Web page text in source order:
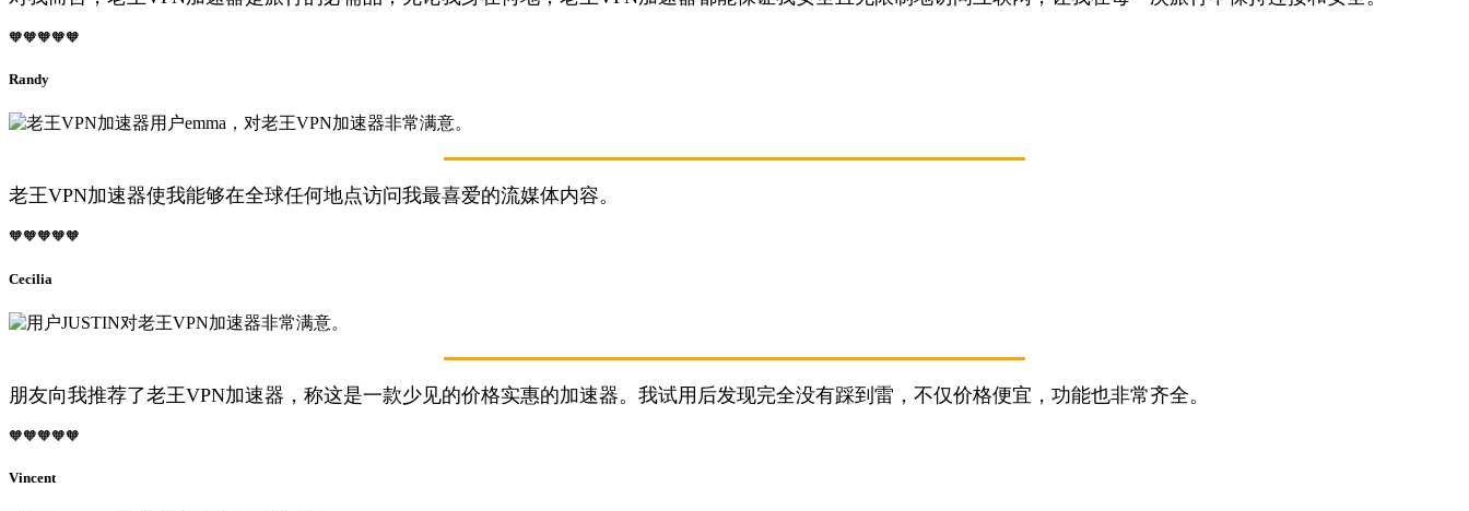
🧡🧡🧡🧡🧡
Randy
老王VPN加速器使我能够在全球任何地点访问我最喜爱的流媒体内容。
🧡🧡🧡🧡🧡
Cecilia
朋友向我推荐了老王VPN加速器，称这是一款少见的价格实惠的加速器。我试用后发现完全没有踩到雷，不仅价格便宜，功能也非常齐全。
🧡🧡🧡🧡🧡
Vincent